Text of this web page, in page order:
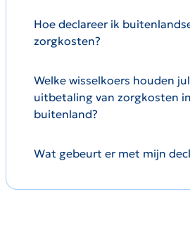
Hoe declareer ik
zorgkosten?
Welke wisselkoers houden
uitbetaling van zorgkosten
buitenland?
Wat gebeurt er met mijn